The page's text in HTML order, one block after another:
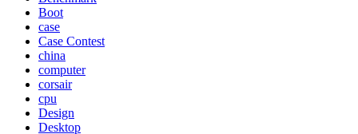
Boot
case
Case Contest
china
computer
corsair
cpu
Design
Desktop